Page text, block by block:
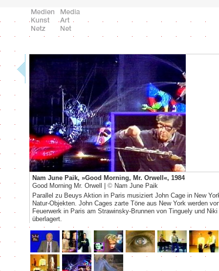
Nam June Paik, »Good Morning, Mr. Orwell«, 1984
Good Morning Mr. Orwell | © Nam June Paik
Parallel zu Beuys Aktion in Paris musiziert John Cage in New
Natur-Objekten. John Cages zarte Töne aus New York werden
Feuerwerk in Paris am Strawinsky-Brunnen von Tinguely und
überlagert.